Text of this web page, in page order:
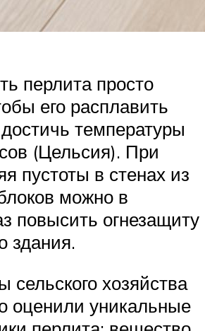
перлита просто
его расплавить
температуры
(Цельсия). При
пустоты в стенах из
можно в
повысить огнезащиту
здания.
сельского хозяйства
оценили уникальные